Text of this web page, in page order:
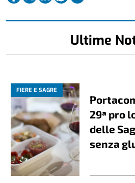
Ultime
FIERE E SAGRE
29ª pro
delle
senza